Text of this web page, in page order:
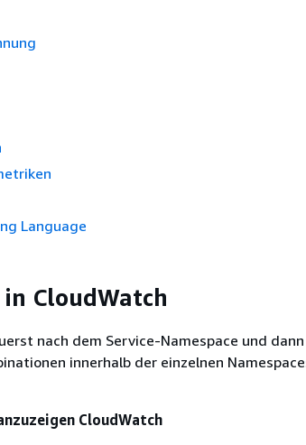
Language
CloudWatch
nach dem Service-Namespace und
innerhalb der einzelnen
CloudWatch